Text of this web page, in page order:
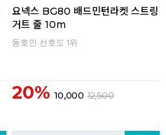
요넥스 BG80 배드민턴라켓 스트링
거트 줄 10m
동호인 선호도 1위
20% 10,000 12,500